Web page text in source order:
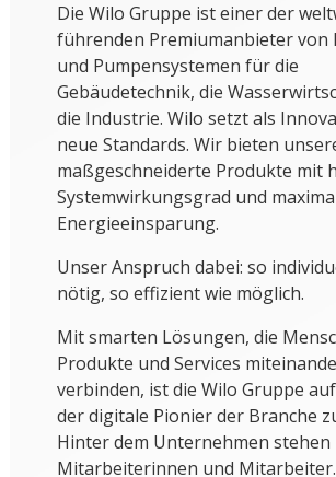
Die Wilo Gruppe ist einer der
führenden Premiumanbieter von
und Pumpensystemen für die
Gebäudetechnik, die
die Industrie. Wilo setzt als
neue Standards. Wir bieten
maßgeschneiderte Produkte mit
Systemwirkungsgrad und
Energieeinsparung.
Unser Anspruch dabei: so
nötig, so effizient wie möglich.
Mit smarten Lösungen, die
Produkte und Services
verbinden, ist die Wilo Gruppe
der digitale Pionier der Branche
Hinter dem Unternehmen stehen
Mitarbeiterinnen und Mitarbeiter.